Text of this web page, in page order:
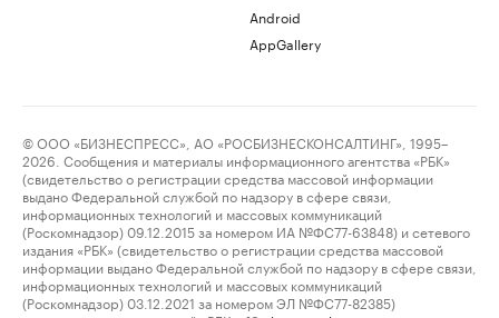
Android
AppGallery
© ООО «БИЗНЕСПРЕСС», АО «РОСБИЗНЕСКОНСАЛТИНГ», 1995–
2026. Сообщения и материалы информационного агентства «РБК»
(свидетельство о регистрации средства массовой информации
выдано Федеральной службой по надзору в сфере связи,
информационных технологий и массовых коммуникаций
(Роскомнадзор) 09.12.2015 за номером ИА №ФС77-63848) и сетевого
издания «РБК» (свидетельство о регистрации средства массовой
информации выдано Федеральной службой по надзору в сфере связи,
информационных технологий и массовых коммуникаций
(Роскомнадзор) 03.12.2021 за номером ЭЛ №ФС77-82385)